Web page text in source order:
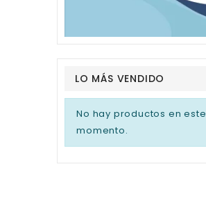
LO MÁS VENDIDO
No hay productos en este
momento.